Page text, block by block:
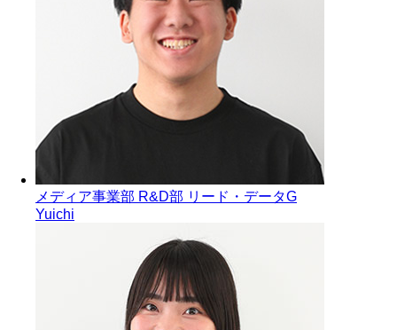
メディア事業部 R&D部 リード・データG
Yuichi